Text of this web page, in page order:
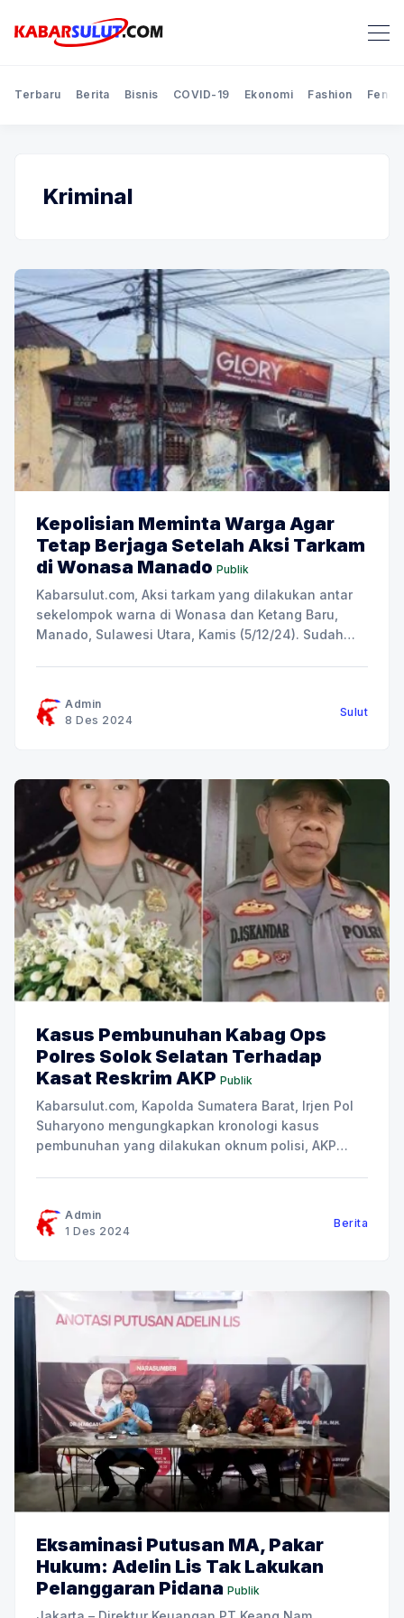
Terbaru Berita Bisnis COVID-19 Ekonomi Fashion
Kriminal
Kepolisian Meminta Warga Agar
Tetap Berjaga Setelah Aksi Tarkam
di Wonasa Manado Publik
Kabarsulut.com, Aksi tarkam yang dilakukan antar
sekelompok warna di Wonasa dan Ketang Baru,
Manado, Sulawesi Utara, Kamis (5/12/24). Sudah
rumah sakit. Kepolisian sudah tidak lagi melakukan
penjagaan dan para warga sudah beraktivitas
Admin
8 Des 2024
Sulut
Kasus Pembunuhan Kabag Ops
Polres Solok Selatan Terhadap
Kasat Reskrim AKP Publik
Kabarsulut.com, Kapolda Sumatera Barat, Irjen Pol
Suharyono mengungkapkan kronologi kasus
pembunuhan yang dilakukan oknum polisi, AKP
saat itu RUA sedang menyelidiki kasus terkait
Admin
1 Des 2024
Berita
Eksaminasi Putusan MA, Pakar
Hukum: Adelin Lis Tak Lakukan
Pelanggaran Pidana Publik